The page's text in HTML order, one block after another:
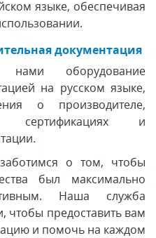
языке, обеспечивая
документация
нами оборудование
на русском языке,
о производителе,
сертификациях и
о том, чтобы
был максимально
Наша служба
чтобы предоставить вам
и помочь на каждом